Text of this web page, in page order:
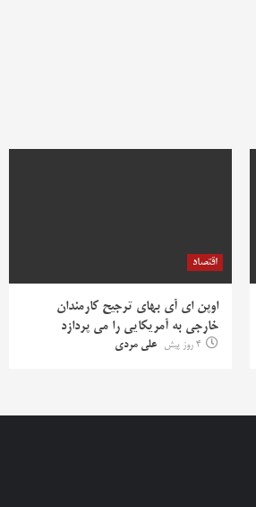
اقتصاد
اوپن ای آی بهای ترجیح کارمندان
خارجی به آمریکایی را می پردازد
4 روز پیش علی مردی